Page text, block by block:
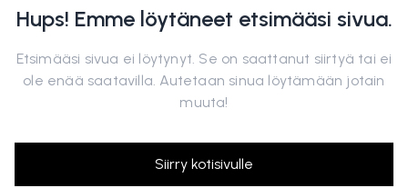
Hups! Emme löytäneet etsimääsi sivua.
Etsimääsi sivua ei löytynyt. Se on saattanut siirtyä tai ei
ole enää saatavilla. Autetaan sinua löytämään jotain
muuta!
Siirry kotisivulle